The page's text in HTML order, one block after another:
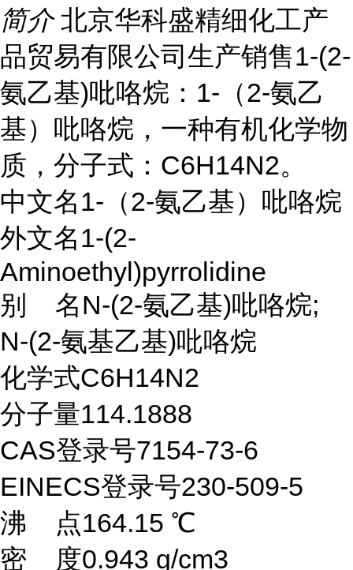
简介 北京华科盛精细化工产
品贸易有限公司生产销售1-(2-
氨乙基)吡咯烷：1-（2-氨乙
基）吡咯烷，一种有机化学物
质，分子式：C6H14N2。
中文名1-（2-氨乙基）吡咯烷
外文名1-(2-
Aminoethyl)pyrrolidine
别 名N-(2-氨乙基)吡咯烷;
N-(2-氨基乙基)吡咯烷
化学式C6H14N2
分子量114.1888
CAS登录号7154-73-6
EINECS登录号230-509-5
沸 点164.15 ℃
密 度0.943 g/cm3